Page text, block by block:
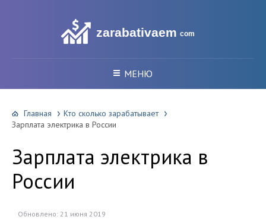
zarabativaem com
МЕНЮ
Главная
Кто сколько зарабатывает
Зарплата электрика в России
Зарплата электрика в
России
Обновлено: 21 июня 2019